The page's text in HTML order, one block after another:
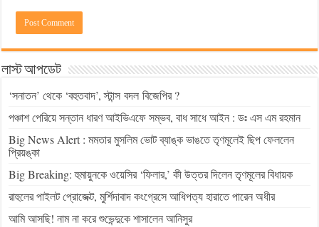
লাস্ট আপডেট
‘সনাতন’ থেকে ‘বহুতবাদ’, স্টান্স বদল বিজেপির ?
পঞ্চাশ পেরিয়ে সন্তান ধারণ আইভিএফে সম্ভব, বাধ সাধে আইন : ডঃ এস এম রহমান
Big News Alert : মমতার মুসলিম ভোট ব্যাঙ্ক ভাঙতে তৃণমূলেই ছিপ ফেললেন
প্রিয়ঙ্কা
Big Breaking: হুমায়ুনকে ওয়েসির ‘ফিলার,’ কী উত্তর দিলেন তৃণমূলের বিধায়ক
রাহুলের পাইলট প্রোজেক্ট, মুর্শিদাবাদ কংগ্রেসে আধিপত্য হারাতে পারেন অধীর
আমি আসছি! নাম না করে শুভেন্দুকে শাসালেন আনিসুর